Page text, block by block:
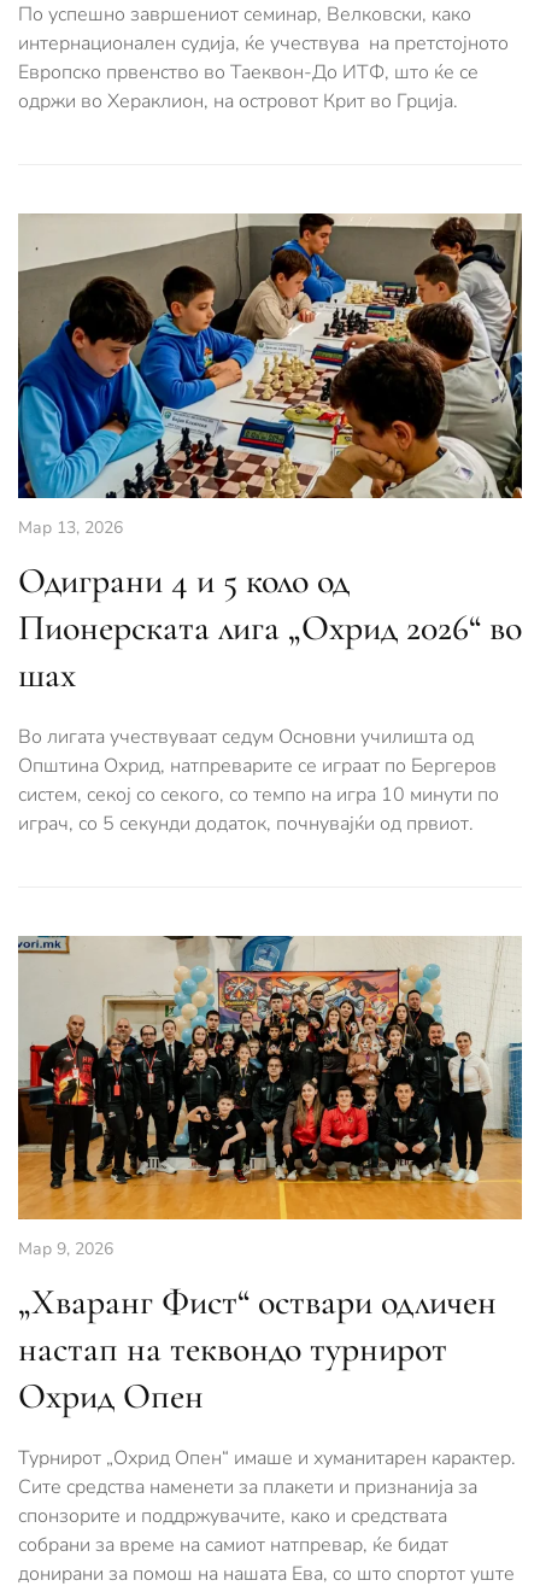
По успешно завршениот семинар, Велковски, како
интернационален судија, ќе учествува на претстојното
Европско првенство во Таеквон-До ИТФ, што ќе се
одржи во Хераклион, на островот Крит во Грција.
Мар 13, 2026
Одиграни 4 и 5 коло од
Пионерската лига „Охрид 2026“ во
шах
Во лигата учествуваат седум Основни училишта од
Општина Охрид, натпреварите се играат по Бергеров
систем, секој со секого, со темпо на игра 10 минути по
играч, со 5 секунди додаток, почнувајќи од првиот.
Мар 9, 2026
„Хваранг Фист“ оствари одличен
настап на теквондо турнирот
Охрид Опен
Турнирот „Охрид Опен“ имаше и хуманитарен карактер.
Сите средства наменети за плакети и признанија за
спонзорите и поддржувачите, како и средствата
собрани за време на самиот натпревар, ќе бидат
донирани за помош на нашата Ева, со што спортот уште